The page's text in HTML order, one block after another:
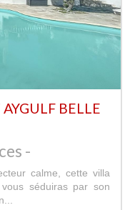
BELLE
-
calme, cette villa
séduiras par son